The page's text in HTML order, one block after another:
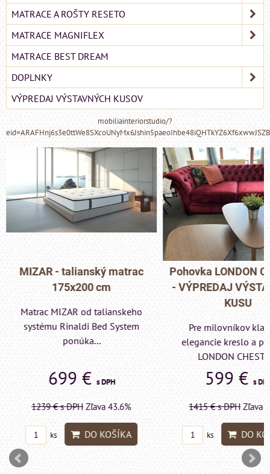
MATRACE A ROŠTY RESETO
MATRACE MAGNIFLEX
MATRACE BEST DREAM
DOPLNKY
VÝPREDAJ VÝSTAVNÝCH KUSOV
mobiliainteriorstudio/?
MIZAR - talianský matrac
175x200 cm
Matrac MIZAR od talianskeho
systému Rinaldi Bed System
ponúka...
699 €s DPH
1239 €s DPH Zľava 43.6%
ks DO KOŠÍKA
Pohovka LONDON
- VÝPREDAJ
KUSU
Pre milovníkov
elegancie kreslo a
LONDON
599 €s
1415 €s DPH Zľava
ks DO